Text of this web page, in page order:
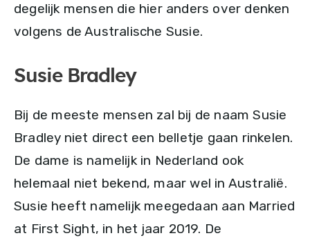
degelijk mensen die hier anders over denken
volgens de Australische Susie.
Susie Bradley
Bij de meeste mensen zal bij de naam Susie
Bradley niet direct een belletje gaan rinkelen.
De dame is namelijk in Nederland ook
helemaal niet bekend, maar wel in Australië.
Susie heeft namelijk meegedaan aan Married
at First Sight, in het jaar 2019. De